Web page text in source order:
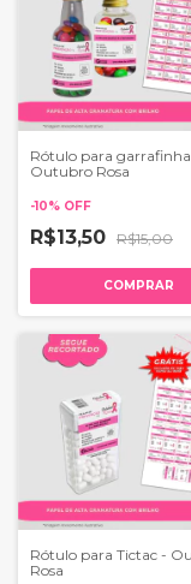
Rótulo para
Outubro Rosa
-10% OFF
R$13,50 R$15,00
COMPRAR
Rótulo para Tictac -
Rosa